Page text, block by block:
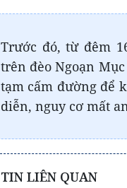
Trước đó, từ đêm
trên đèo Ngoạn
tạm cấm đường để
diễn, nguy cơ mất
TIN LIÊN QUAN